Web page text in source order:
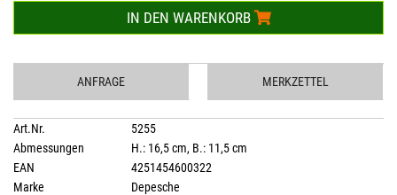
IN DEN WARENKORB
ANFRAGE MERKZETTEL
Art.Nr.
5255
Abmessungen
H.: 16,5 cm, B.: 11,5 cm
EAN
4251454600322
Marke
Depesche